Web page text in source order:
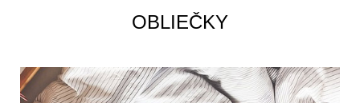
OBLIEČKY